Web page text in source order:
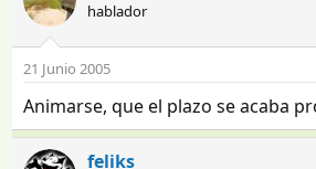
hablador
21 Junio 2005
Animarse, que el plazo se acaba
feliks